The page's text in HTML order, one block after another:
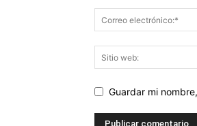
Guardar mi